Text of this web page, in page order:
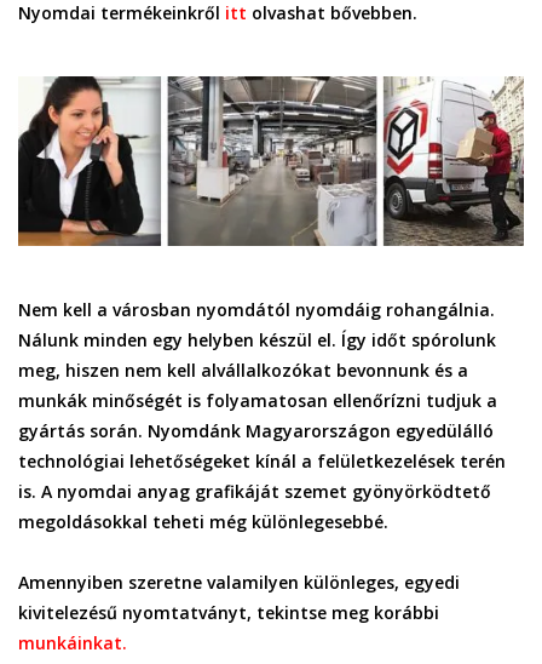
Nyomdai termékeinkről itt olvashat bővebben.
Nem kell a városban nyomdától nyomdáig rohangálnia.
Nálunk minden egy helyben készül el. Így időt spórolunk
meg, hiszen nem kell alvállalkozókat bevonnunk és a
munkák minőségét is folyamatosan ellenőrízni tudjuk a
gyártás során. Nyomdánk Magyarországon egyedülálló
technológiai lehetőségeket kínál a felületkezelések terén
is. A nyomdai anyag grafikáját szemet gyönyörködtető
megoldásokkal teheti még különlegesebbé.
Amennyiben szeretne valamilyen különleges, egyedi
kivitelezésű nyomtatványt, tekintse meg korábbi
munkáinkat.